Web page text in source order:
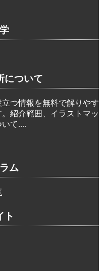
について
つ情報を無料で解りやす
紹介範囲、イラストマッ
て....
ム
ト